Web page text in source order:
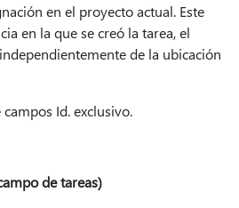
en el proyecto actual. Este
en la que se creó la tarea, el
de la ubicación
Id. exclusivo.
de tareas)